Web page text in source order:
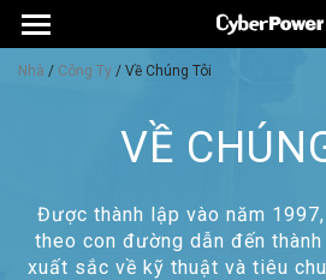
Nhà / Công Ty / Về Chúng Tôi
VỀ
Được thành lập vào năm
theo con đường dẫn đến
xuất sắc về kỹ thuật và tiêu